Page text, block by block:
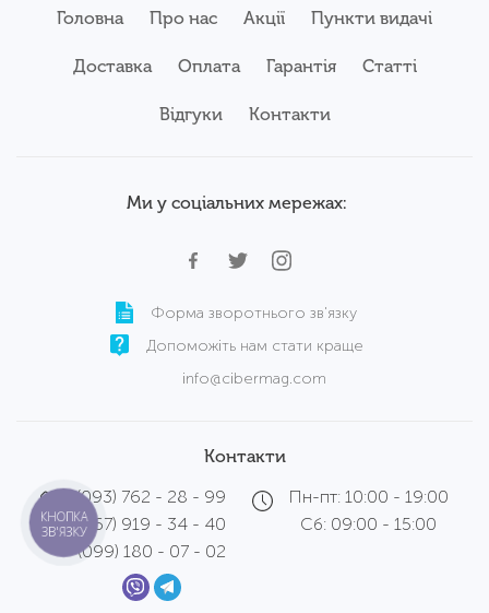
Головна Про нас Акції Пункти видачі
Доставка Оплата Гарантія Статті
Відгуки Контакти
Ми у соціальних мережах:
Форма зворотнього зв'язку
Допоможіть нам стати краще
info@cibermag.com
Контакти
(093) 762 - 28 - 99
(067) 919 - 34 - 40
(099) 180 - 07 - 02
Пн-пт: 10:00 - 19:00
Сб: 09:00 - 15:00
КНОПКА
ЗВ'ЯЗКУ